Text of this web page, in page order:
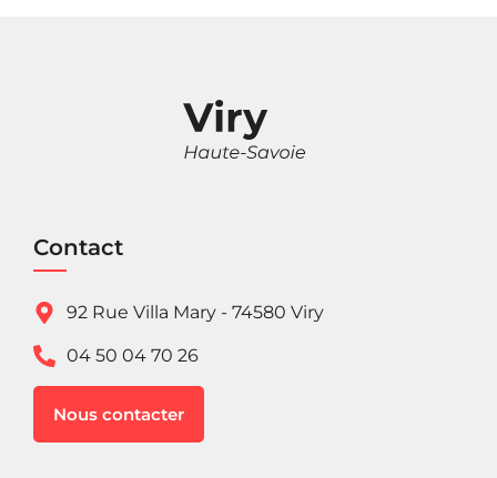
Contact
92 Rue Villa Mary - 74580 Viry
04 50 04 70 26
Nous contacter